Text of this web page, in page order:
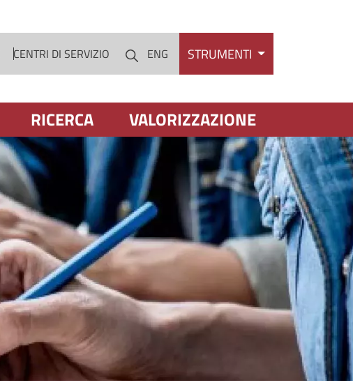
CENTRI DI SERVIZIO CercaENG STRUMENTI
RICERCA VALORIZZAZIONE